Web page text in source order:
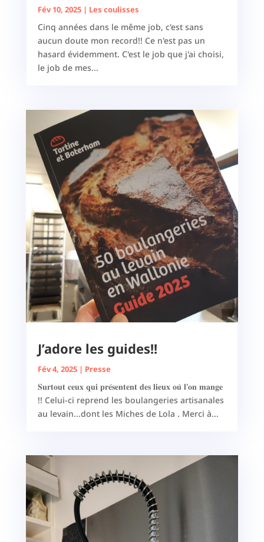
Fév 10, 2025| Les coulisses
Cinq années dans le même job, c'est sans
aucun doute mon record!! Ce n'est pas un
hasard évidemment. C'est le job que j'ai choisi,
le job de mes...
J’adore les guides!!
Fév 4, 2025| Presse
𝐒𝐮𝐫𝐭𝐨𝐮𝐭 𝐜𝐞𝐮𝐱 𝐪𝐮𝐢 𝐩𝐫𝐞́𝐬𝐞𝐧𝐭𝐞𝐧𝐭 𝐝𝐞𝐬 𝐥𝐢𝐞𝐮𝐱 𝐨𝐮̀ 𝐥'𝐨𝐧 𝐦𝐚𝐧𝐠𝐞
!! Celui-ci reprend les boulangeries artisanales
au levain...dont les Miches de Lola . Merci à...